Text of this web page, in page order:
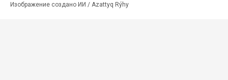
Изображение создано ИИ / Azattyq Rýhy